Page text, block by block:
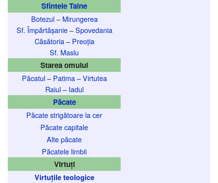
Sfintele Taine
Botezul– Mirungerea
Sf. Împărtășanie–Spovedania
Căsătoria– Preoția
Sf. Maslu
Starea omului
Păcatul– Patima–Virtutea
Raiul– Iadul
Păcate
Păcate strigătoare la cer
Păcate capitale
Alte păcate
Păcatele limbii
Virtuți
Virtuțile teologice